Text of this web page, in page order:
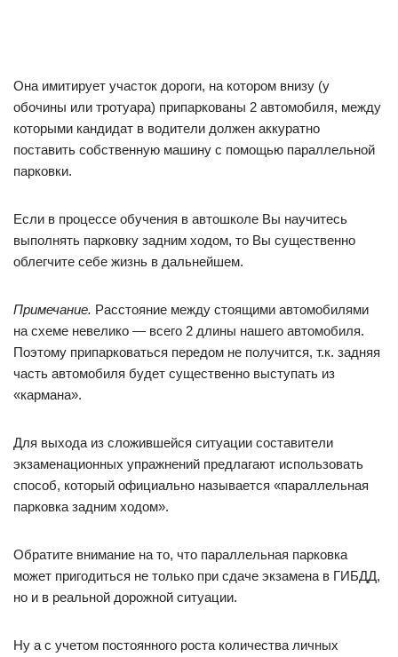
Она имитирует участок дороги, на котором внизу (у
обочины или тротуара) припаркованы 2 автомобиля, между
которыми кандидат в водители должен аккуратно
поставить собственную машину с помощью параллельной
парковки.
Если в процессе обучения в автошколе Вы научитесь
выполнять парковку задним ходом, то Вы существенно
облегчите себе жизнь в дальнейшем.
Примечание. Расстояние между стоящими автомобилями
на схеме невелико — всего 2 длины нашего автомобиля.
Поэтому припарковаться передом не получится, т.к. задняя
часть автомобиля будет существенно выступать из
«кармана».
Для выхода из сложившейся ситуации составители
экзаменационных упражнений предлагают использовать
способ, который официально называется «параллельная
парковка задним ходом».
Обратите внимание на то, что параллельная парковка
может пригодиться не только при сдаче экзамена в ГИБДД,
но и в реальной дорожной ситуации.
Ну а с учетом постоянного роста количества личных